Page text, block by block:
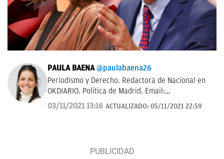
PAULA BAENA @paulabaena26
Periodismo y Derecho. Redactora de Nacional en
OKDIARIO. Política de Madrid. Email:
paula.baena@okdiario.com
03/11/2021 13:16 ACTUALIZADO: 05/11/2021 22:59